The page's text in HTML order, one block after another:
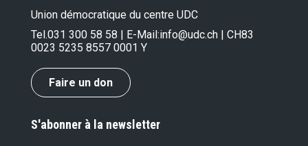
Union démocratique du centre UDC
Tel.031 300 58 58 | E-Mail:info@udc.ch | CH83
0023 5235 8557 0001 Y
Faire un don
S'abonner à la newsletter